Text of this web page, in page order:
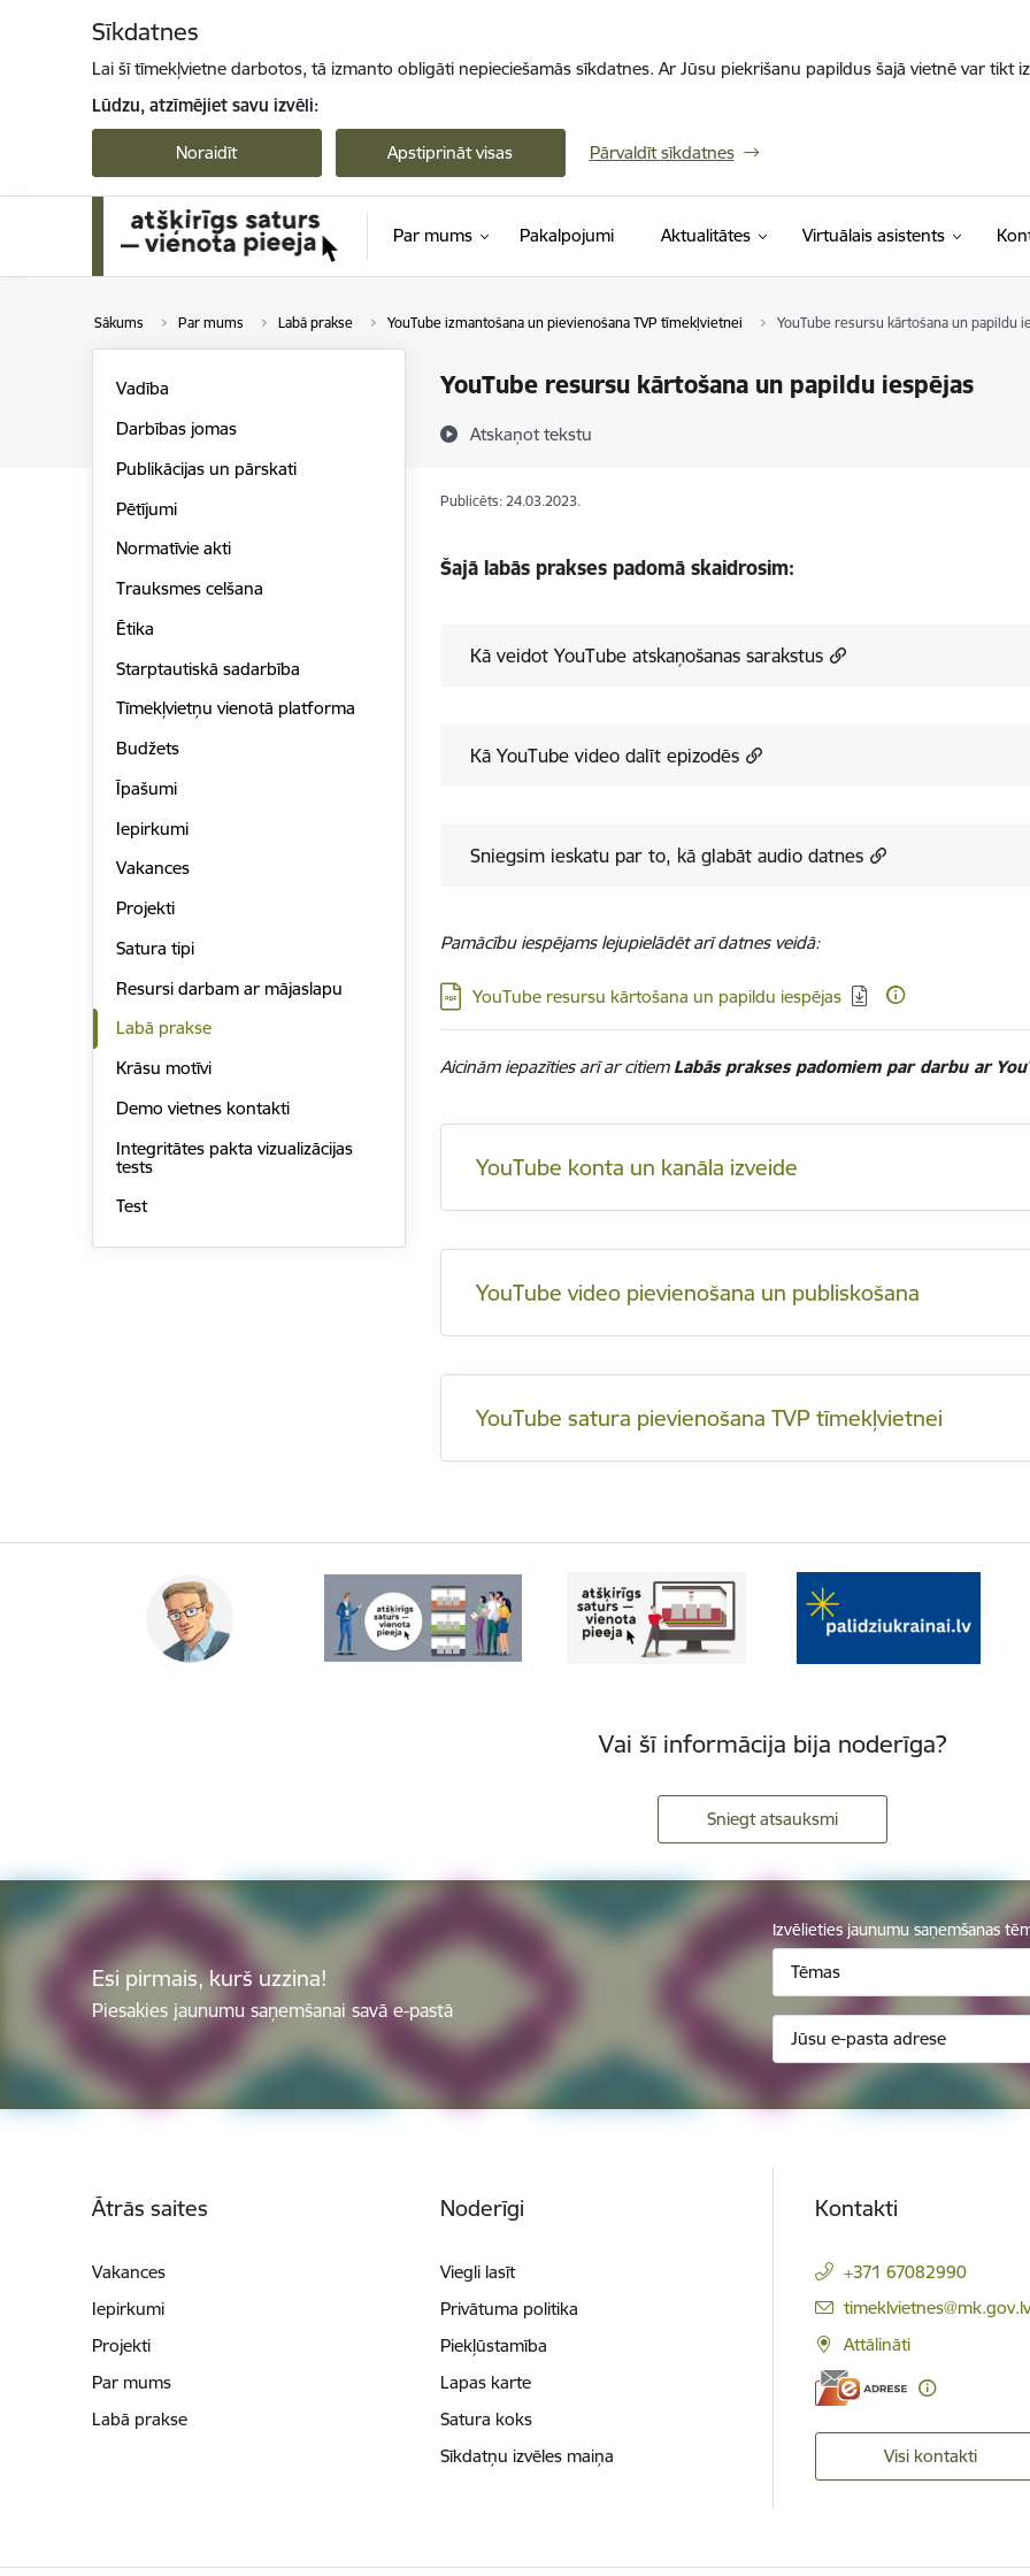
Sīkdatnes
Lai šī tīmekļvietne darbotos, tā izmanto obligāti nepieciešamās sīkdatnes. Ar Jūsu piekrišanu papildus šajā vietnē var tikt
Lūdzu, atzīmējiet savu izvēli:
Noraidīt Apstiprināt visas Pārvaldīt sīkdatnes
Par mums Pakalpojumi Aktualitātes Virtuālais asistents
Sākums Par mums Labā prakse YouTube izmantošana un pievienošana TVP tīmekļvietnei YouTube resursu kārtošana un papildu
YouTube resursu kārtošana un papildu iespējas
Atskaņot tekstu
Vadība
Darbības jomas
Publikācijas un pārskati
Pētījumi
Normatīvie akti
Trauksmes celšana
Ētika
Starptautiskā sadarbība
Tīmekļvietņu vienotā platforma
Budžets
Īpašumi
Iepirkumi
Vakances
Projekti
Satura tipi
Resursi darbam ar mājaslapu
Labā prakse
Krāsu motīvi
Demo vietnes kontakti
Integritātes pakta vizualizācijas
tests
Test
Publicēts: 24.03.2023.
Šajā labās prakses padomā skaidrosim:
Kā veidot YouTube atskaņošanas sarakstus
Kā YouTube video dalīt epizodēs
Sniegsim ieskatu par to, kā glabāt audio datnes
Pamācību iespējams lejupielādēt arī datnes veidā:
Lejupielādēt:
YouTube resursu kārtošana un papildu iespējas
Aicinām iepazīties arī ar citiem Labās prakses padomiem par darbu ar
YouTube konta un kanāla izveide
YouTube video pievienošana un publiskošana
YouTube satura pievienošana TVP tīmekļvietnei
Vai šī informācija bija noderīga?
Sniegt atsauksmi
Esi pirmais, kurš uzzina!
Piesakies jaunumu saņemšanai savā e-pastā
Izvēlieties jaunumu saņemšanas
Tēmas
Ātrās saites
Vakances
Iepirkumi
Projekti
Par mums
Labā prakse
Noderīgi
Viegli lasīt
Privātuma politika
Piekļūstamība
Lapas karte
Satura koks
Sīkdatņu izvēles maiņa
Kontakti
+371 67082990
E-pasts:
timeklvietnes@mk.gov.lv
Attālināti
Visi kontakti